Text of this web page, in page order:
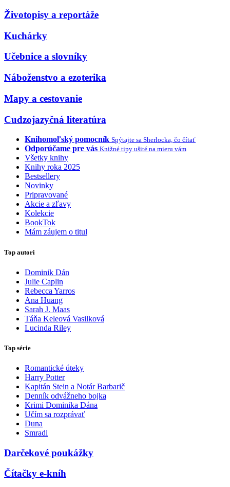
Životopisy a reportáže
Kuchárky
Učebnice a slovníky
Náboženstvo a ezoterika
Mapy a cestovanie
Cudzojazyčná literatúra
Knihomoľský pomocník Spýtajte sa Sherlocka, čo čítať
Odporúčame pre vás Knižné tipy ušité na mieru vám
Všetky knihy
Knihy roka 2025
Bestsellery
Novinky
Pripravované
Akcie a zľavy
Kolekcie
BookTok
Mám záujem o titul
Top autori
Dominik Dán
Julie Caplin
Rebecca Yarros
Ana Huang
Sarah J. Maas
Táňa Keleová Vasilková
Lucinda Riley
Top série
Romantické úteky
Harry Potter
Kapitán Stein a Notár Barbarič
Denník odvážneho bojka
Krimi Dominika Dána
Učím sa rozprávať
Duna
Smradi
Darčekové poukážky
Čítačky e-kníh